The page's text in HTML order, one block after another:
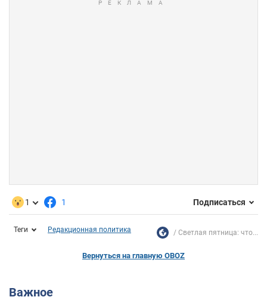
1 1 Подписаться
Теги Редакционная политика Светлая пятница: что...
Вернуться на главную OBOZ
Важное